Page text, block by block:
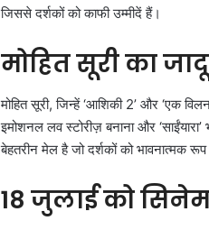
जिससे दर्शकों को काफी उम्मीदें हैं।
मोहित सूरी का
मोहित सूरी, जिन्हें ‘आशिकी 2’ और ‘एक
इमोशनल लव स्टोरीज़ बनाना और
बेहतरीन मेल है जो दर्शकों को भावनात्मक
18 जुलाई को